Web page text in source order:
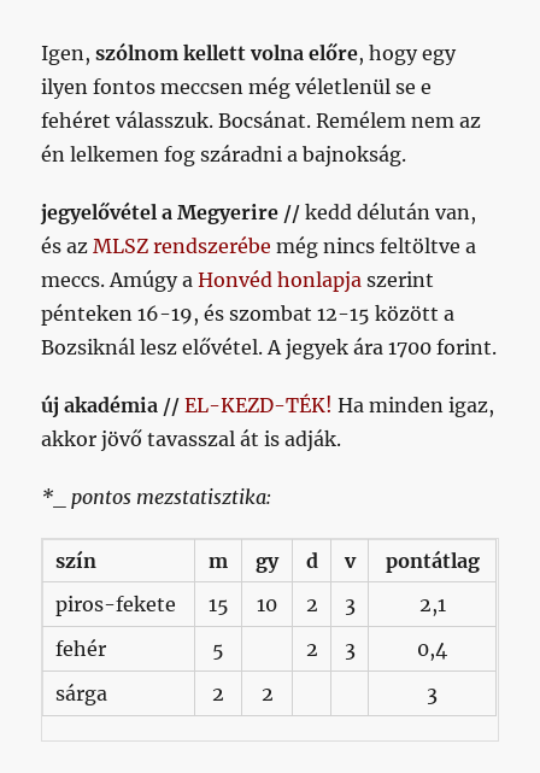
Igen,szólnom kellett volna előre, hogy egy
ilyen fontos meccsen még véletlenül se e
fehéret válasszuk. Bocsánat. Remélem nem az
én lelkemen fog száradni a bajnokság.
jegyelővétel a Megyerire //kedd délután van,
és azMLSZ rendszerébe még nincs feltöltve a
meccs. Amúgy aHonvéd honlapja szerint
pénteken 16-19, és szombat 12-15 között a
Bozsiknál lesz elővétel. A jegyek ára 1700 forint.
új akadémia //EL-KEZD-TÉK! Ha minden igaz,
akkor jövő tavasszal át is adják.
*_ pontos mezstatisztika:
szín m gy d v
pontátlag
piros-fekete
15 10 2 3
2,1
fehér
5 2 3
0,4
sárga
2 2 3